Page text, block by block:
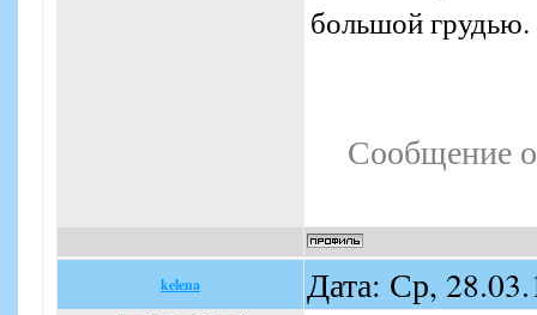
большой грудью.
Сообщение
kelena Дата: Ср,